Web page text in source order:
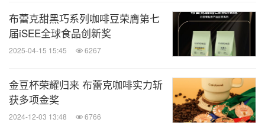
布蕾克甜黑巧系列咖啡豆荣膺第七
届iSEE全球食品创新奖
2025-04-15 15:45 6267
金豆杯荣耀归来 布蕾克咖啡实力斩
获多项金奖
2024-12-03 13:48 6766